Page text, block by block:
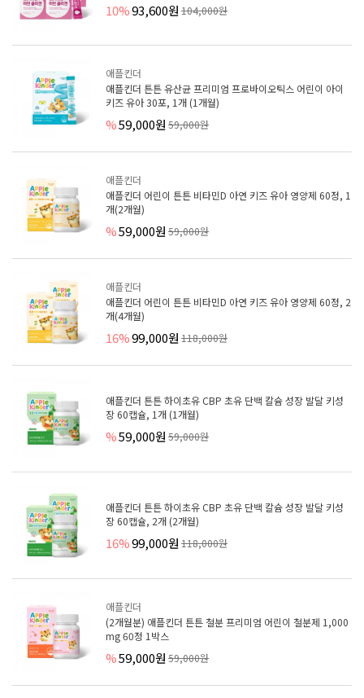
10%93,600원 104,000원
애플킨더
애플킨더 튼튼 유산균 프리미엄 프로바이오틱스 어린이 아이
키즈 유아 30포, 1개 (1개월)
%59,000원 59,000원
애플킨더
애플킨더 어린이 튼튼 비타민D 아연 키즈 유아 영양제 60정, 1
개(2개월)
%59,000원 59,000원
애플킨더
애플킨더 어린이 튼튼 비타민D 아연 키즈 유아 영양제 60정, 2
개(4개월)
16%99,000원 118,000원
애플킨더 튼튼 하이초유 CBP 초유 단백 칼슘 성장 발달 키성
장 60캡슐, 1개 (1개월)
%59,000원 59,000원
애플킨더 튼튼 하이초유 CBP 초유 단백 칼슘 성장 발달 키성
장 60캡슐, 2개 (2개월)
16%99,000원 118,000원
애플킨더
(2개월분) 애플킨더 튼튼 철분 프리미엄 어린이 철분제 1,000
mg 60정 1박스
%59,000원 59,000원